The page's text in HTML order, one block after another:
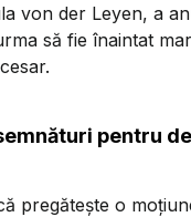
von der Leyen, a
să fie înaintat
pentru
pregătește o